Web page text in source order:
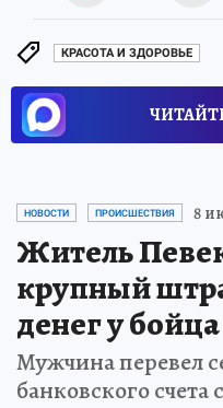
КРАСОТА И ЗДОРОВЬЕ
НОВОСТИ ПРОИСШЕСТВИЯ 8
Житель
крупный
денег у
Мужчина перевел
банковского счета